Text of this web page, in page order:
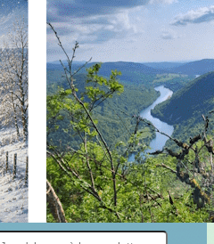
affichées
à la newsletter